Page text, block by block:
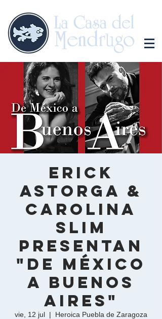
Erick
Astorga &
Carolina
Slim
presentan
"De México
a Buenos
Aires"
vie, 12 jul
  |
Heroica Puebla de Zaragoza